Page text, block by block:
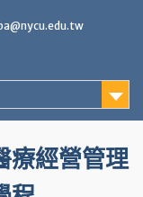
療經營管理